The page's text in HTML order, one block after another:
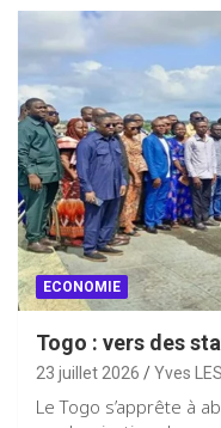
ECONOMIE
Togo : vers des
23 juillet 2026 Yves
Le Togo s’apprête à